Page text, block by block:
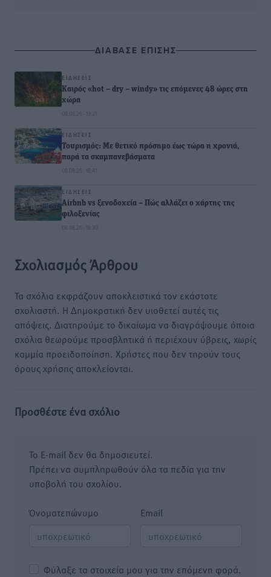
ΔΙΑΒΑΣΕ ΕΠΙΣΗΣ
ΕΙΔΉΣΕΙΣ
Καιρός «hot – dry – windy» τις επόμενες 48 ώρες στη
χώρα
08.08.26 · 19:21
ΕΙΔΉΣΕΙΣ
Τουρισμός: Με θετικό πρόσημο έως τώρα η χρονιά,
παρά τα σκαμπανεβάσματα
08.08.26 · 18:41
ΕΙΔΉΣΕΙΣ
Airbnb vs ξενοδοχεία – Πώς αλλάζει ο χάρτης της
φιλοξενίας
08.08.26 · 18:30
Σχολιασμός Άρθρου
Τα σχόλια εκφράζουν αποκλειστικά τον εκάστοτε
σχολιαστή. Η Δημοκρατική δεν υιοθετεί αυτές τις
απόψεις. Διατηρούμε το δικαίωμα να διαγράψουμε όποια
σχόλια θεωρούμε προσβλητικά ή περιέχουν ύβρεις, χωρίς
καμμία προειδοποίηση. Χρήστες που δεν τηρούν τους
όρους χρήσης αποκλείονται.
Προσθέστε ένα σχόλιο
Το E-mail δεν θα δημοσιευτεί.
Πρέπει να συμπληρωθούν όλα τα πεδία για την
υποβολή του σχολίου.
Όνοματεπώνυμο Email
Φύλαξε τα στοιχεία μου για την επόμενη φορά.